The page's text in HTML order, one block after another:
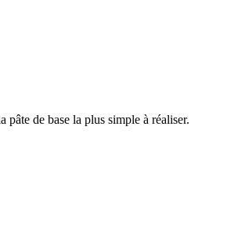
pâte de base la plus simple à réaliser.